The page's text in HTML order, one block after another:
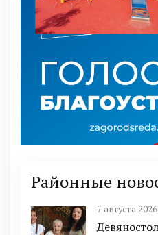
Районные
7 августа